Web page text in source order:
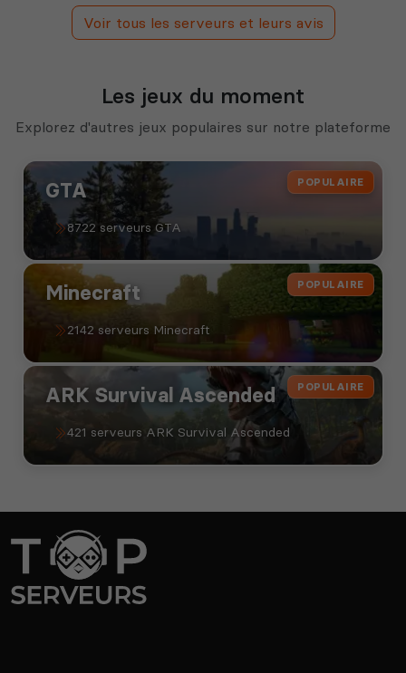
Voir tous les serveurs et leurs avis
Les jeux du moment
Explorez d'autres jeux populaires sur notre plateforme
POPULAIRE
GTA
8722 serveurs GTA
POPULAIRE
Minecraft
2142 serveurs Minecraft
POPULAIRE
ARK Survival Ascended
421 serveurs ARK Survival Ascended